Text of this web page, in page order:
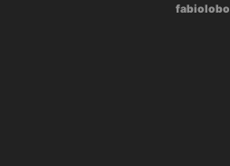
fabiolobo